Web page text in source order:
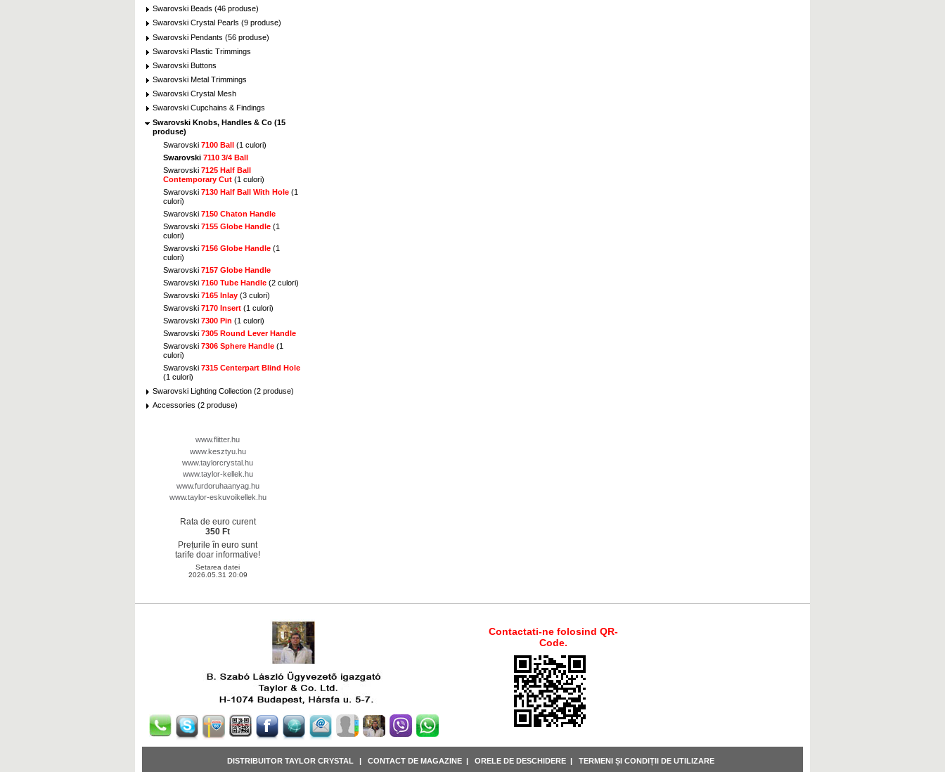
Swarovski Beads (46 produse)
Swarovski Crystal Pearls (9 produse)
Swarovski Pendants (56 produse)
Swarovski Plastic Trimmings
Swarovski Buttons
Swarovski Metal Trimmings
Swarovski Crystal Mesh
Swarovski Cupchains & Findings
Swarovski Knobs, Handles & Co (15
produse)
Swarovski 7100 Ball (1 culori)
Swarovski 7110 3/4 Ball
Swarovski 7125 Half Ball
Contemporary Cut (1 culori)
Swarovski 7130 Half Ball With Hole (1
culori)
Swarovski 7150 Chaton Handle
Swarovski 7155 Globe Handle (1
culori)
Swarovski 7156 Globe Handle (1
culori)
Swarovski 7157 Globe Handle
Swarovski 7160 Tube Handle (2 culori)
Swarovski 7165 Inlay (3 culori)
Swarovski 7170 Insert (1 culori)
Swarovski 7300 Pin (1 culori)
Swarovski 7305 Round Lever Handle
Swarovski 7306 Sphere Handle (1
culori)
Swarovski 7315 Centerpart Blind Hole
(1 culori)
Swarovski Lighting Collection (2 produse)
Accessories (2 produse)
www.flitter.hu
www.kesztyu.hu
www.taylorcrystal.hu
www.taylor-kellek.hu
www.furdoruhaanyag.hu
www.taylor-eskuvoikellek.hu
Rata de euro curent
350 Ft
Prețurile în euro sunt
tarife doar informative!
Setarea datei
2026.05.31 20:09
Contactati-ne folosind QR-
Code.
DISTRIBUITOR TAYLOR CRYSTAL CONTACT DE MAGAZINE| ORELE DE DESCHIDERE| TERMENI ȘI CONDIȚII DE UTILIZARE